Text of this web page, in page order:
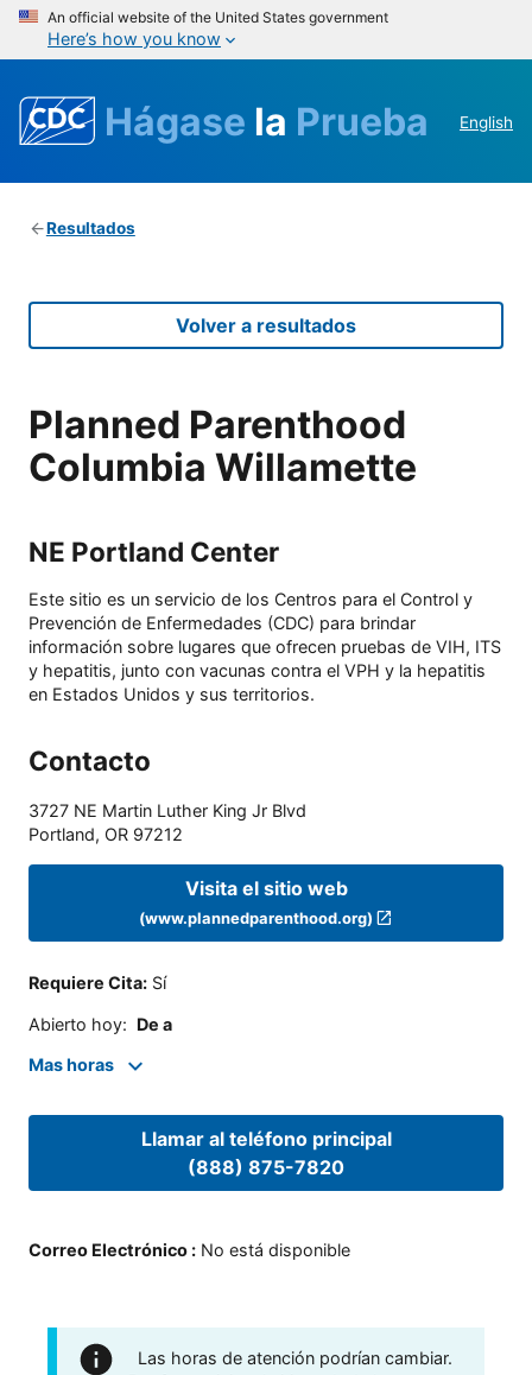
An official website of the United States government
Here’s how you know
Hágase la Prueba English
Resultados
Volver a resultados
Planned Parenthood
Columbia Willamette
NE Portland Center
Este sitio es un servicio de los Centros para el Control y
Prevención de Enfermedades (CDC) para brindar
información sobre lugares que ofrecen pruebas de VIH, ITS
y hepatitis, junto con vacunas contra el VPH y la hepatitis
en Estados Unidos y sus territorios.
Contacto
3727 NE Martin Luther King Jr Blvd
Portland, OR 97212
Visita el sitio web
(www.plannedparenthood.org)
Requiere Cita: Sí
Abierto hoy: De a
Mas horas
Llamar al teléfono principal
(888) 875-7820
Correo Electrónico : No está disponible
Las horas de atención podrían cambiar.